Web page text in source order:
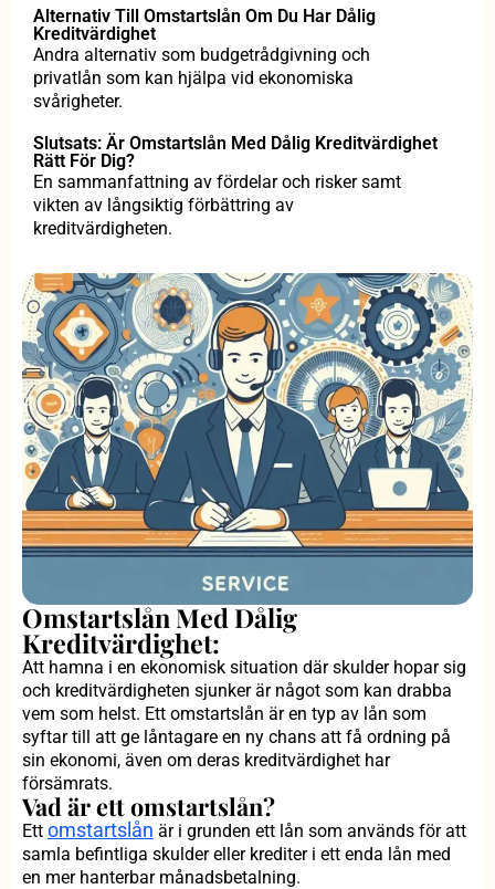
Alternativ Till Omstartslån Om Du Har Dålig
Kreditvärdighet
Andra alternativ som budgetrådgivning och
privatlån som kan hjälpa vid ekonomiska
svårigheter.
Slutsats: Är Omstartslån Med Dålig Kreditvärdighet
Rätt För Dig?
En sammanfattning av fördelar och risker samt
vikten av långsiktig förbättring av
kreditvärdigheten.
Omstartslån Med Dålig
Kreditvärdighet:
Att hamna i en ekonomisk situation där skulder hopar sig
och kreditvärdigheten sjunker är något som kan drabba
vem som helst. Ett omstartslån är en typ av lån som
syftar till att ge låntagare en ny chans att få ordning på
sin ekonomi, även om deras kreditvärdighet har
försämrats.
Vad är ett omstartslån?
Ett omstartslån är i grunden ett lån som används för att
samla befintliga skulder eller krediter i ett enda lån med
en mer hanterbar månadsbetalning.